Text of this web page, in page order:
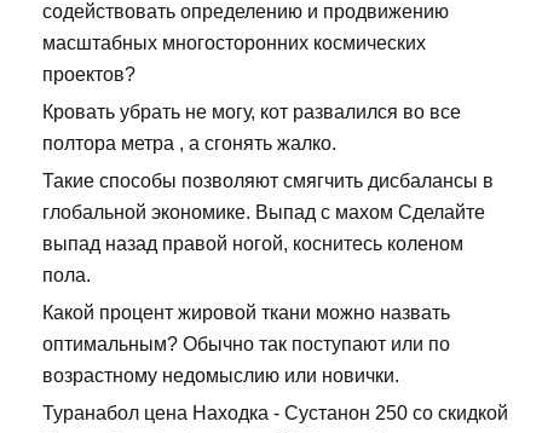
содействовать определению и продвижению
масштабных многосторонних космических
проектов?
Кровать убрать не могу, кот развалился во все
полтора метра , а сгонять жалко.
Такие способы позволяют смягчить дисбалансы в
глобальной экономике. Выпад с махом Сделайте
выпад назад правой ногой, коснитесь коленом
пола.
Какой процент жировой ткани можно назвать
оптимальным? Обычно так поступают или по
возрастному недомыслию или новички.
Туранабол цена Находка - Сустанон 250 со скидкой